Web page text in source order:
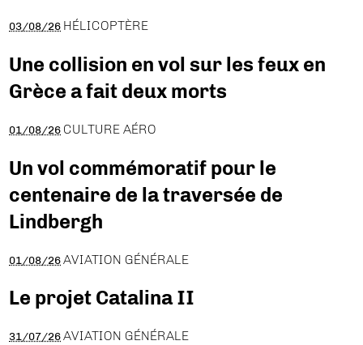
03/08/26 HÉLICOPTÈRE
Une collision en vol sur les feux en
Grèce a fait deux morts
01/08/26 CULTURE AÉRO
Un vol commémoratif pour le
centenaire de la traversée de
Lindbergh
01/08/26 AVIATION GÉNÉRALE
Le projet Catalina II
31/07/26 AVIATION GÉNÉRALE